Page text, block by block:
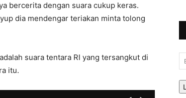
bercerita dengan suara cukup keras.
dia mendengar teriakan minta tolong
suara tentara RI yang tersangkut di
itu.